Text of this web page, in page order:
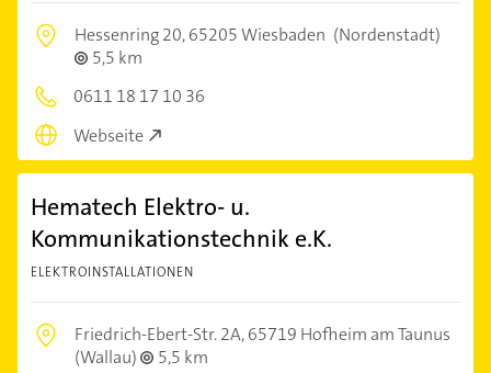
Hessenring 20,65205 Wiesbaden (Nordenstadt)
5,5 km
0611 18 17 10 36
Webseite
Hematech Elektro- u.
Kommunikationstechnik e.K.
ELEKTROINSTALLATIONEN
Friedrich-Ebert-Str. 2A,65719 Hofheim am Taunus
(Wallau)
5,5 km